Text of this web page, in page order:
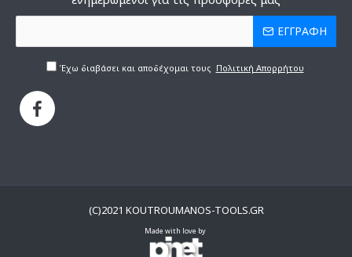
ΕΓΓΡΑΦΗ
Έχω διαβάσει και αποδέχομαι τους Πολιτική Απορρήτου
(C)2021 KOUTROUMANOS-TOOLS.GR
Made with love by